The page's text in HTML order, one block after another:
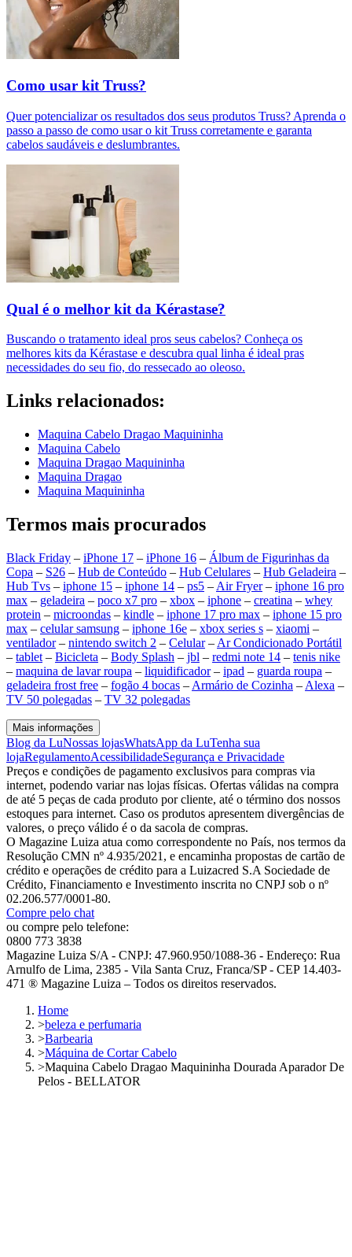
Como usar kit Truss?
Quer potencializar os resultados dos seus produtos Truss? Aprenda o
passo a passo de como usar o kit Truss corretamente e garanta
cabelos saudáveis e deslumbrantes.
Qual é o melhor kit da Kérastase?
Buscando o tratamento ideal pros seus cabelos? Conheça os
melhores kits da Kérastase e descubra qual linha é ideal pras
necessidades do seu fio, do ressecado ao oleoso.
Links relacionados:
Maquina Cabelo Dragao Maquininha
Maquina Cabelo
Maquina Dragao Maquininha
Maquina Dragao
Maquina Maquininha
Termos mais procurados
Black Friday – iPhone 17 – iPhone 16 – Álbum de Figurinhas da
Copa – S26 – Hub de Conteúdo – Hub Celulares – Hub Geladeira –
Hub Tvs – iphone 15 – iphone 14 – ps5 – Air Fryer– iphone 16 pro
max – geladeira – poco x7 pro – xbox – iphone – creatina – whey
protein – microondas – kindle – iphone 17 pro max – iphone 15 pro
max – celular samsung – iphone 16e – xbox series s – xiaomi –
ventilador– nintendo switch 2 – Celular– Ar Condicionado Portátil
– tablet – Bicicleta – Body Splash – jbl – redmi note 14 – tenis nike
– maquina de lavar roupa – liquidificador– ipad – guarda roupa –
geladeira frost free – fogão 4 bocas – Armário de Cozinha – Alexa –
TV 50 polegadas – TV 32 polegadas
Mais informações
Blog da LuNossas lojasWhatsApp da LuTenha sua
lojaRegulamentoAcessibilidadeSegurança e Privacidade
Preços e condições de pagamento exclusivos para compras via
internet, podendo variar nas lojas físicas. Ofertas válidas na compra
de até 5 peças de cada produto por cliente, até o término dos nossos
estoques para internet. Caso os produtos apresentem divergências de
valores, o preço válido é o da sacola de compras.
O Magazine Luiza atua como correspondente no País, nos termos da
Resolução CMN nº 4.935/2021, e encaminha propostas de cartão de
crédito e operações de crédito para a Luizacred S.A Sociedade de
Crédito, Financiamento e Investimento inscrita no CNPJ sob o nº
02.206.577/0001-80.
Compre pelo chat
ou compre pelo telefone:
0800 773 3838
Magazine Luiza S/A - CNPJ: 47.960.950/1088-36 - Endereço: Rua
Arnulfo de Lima, 2385 - Vila Santa Cruz, Franca/SP - CEP 14.403-
471 ® Magazine Luiza – Todos os direitos reservados.
Home
>beleza e perfumaria
>Barbearia
>Máquina de Cortar Cabelo
>Maquina Cabelo Dragao Maquininha Dourada Aparador De
Pelos - BELLATOR